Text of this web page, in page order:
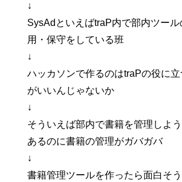
↓
SysAdといえばtraP内で部内ツール
用・保守をしている班
↓
ハッカソンで作るのはtraPの役に
がいいんじゃないか
↓
そういえば部内で書籍を管理しよ
あるのに書籍の管理がガバガバ
↓
書籍管理ツールを作ったら面白そう